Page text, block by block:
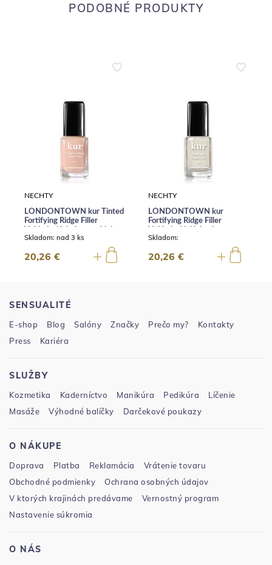
PODOBNÉ PRODUKTY
NECHTY
LONDONTOWN kur Tinted
Fortifying Ridge Filler
na nechty Apricot Beige
marhuľovo béžová 12 ml
Skladom: nad 3 ks
20,26 €
NECHTY
LONDONTOWN kur
Fortifying Ridge Filler
na nechty 12 ml
Skladom:
20,26 €
SENSUALITÉ
E-shop Blog Salóny Značky Prečo my?
Kontakty
Press
Kariéra
SLUŽBY
Kozmetika Kaderníctvo Manikúra Pedikúra
Líčenie
Masáže
Výhodné balíčky Darčekové poukazy
O NÁKUPE
Doprava Platba Reklamácia
Vrátenie tovaru
Obchodné podmienky
Ochrana osobných údajov
V ktorých krajinách predávame
Vernostný program
Nastavenie súkromia
O NÁS